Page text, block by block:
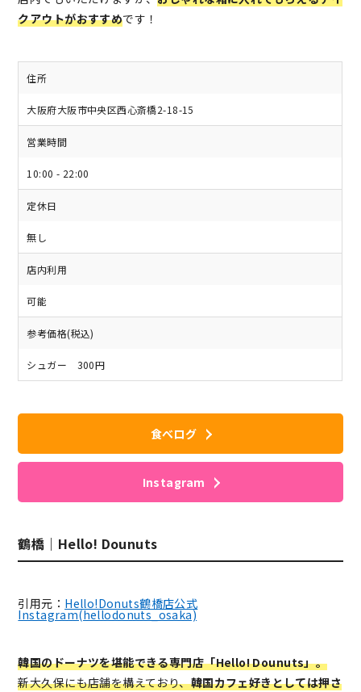
クアウトがおすすめです！
住所
大阪府大阪市中央区西心斎橋2-18-15
営業時間
10:00 - 22:00
定休日
無し
店内利用
可能
参考価格(税込)
シュガー 300円
食べログ
Instagram
鶴橋｜Hello! Dounuts
引用元： Hello!Donuts鶴橋店公式
Instagram(hellodonuts_osaka)
韓国のドーナツを堪能できる専門店「Hello! Dounuts」。
新大久保にも店舗を構えており、韓国カフェ好きとしては押さ